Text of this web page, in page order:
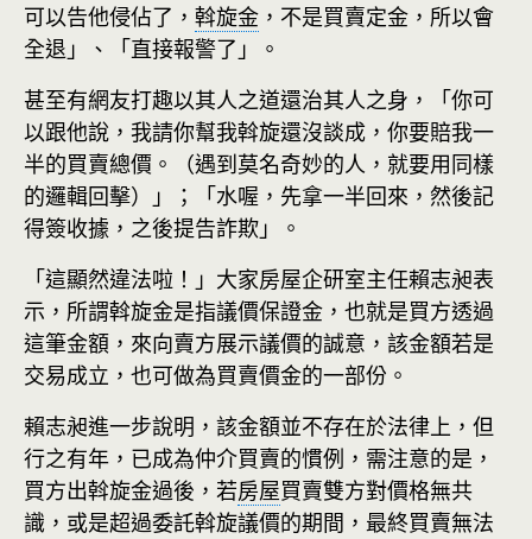
可以告他侵佔了， 斡旋金 ，不是買賣定金，所以會
全退」、「直接報警了」。
甚至有網友打趣以其人之道還治其人之身，「你可
以跟他說，我請你幫我斡旋還沒談成，你要賠我一
半的買賣總價。（遇到莫名奇妙的人，就要用同樣
的邏輯回擊）」；「水喔，先拿一半回來，然後記
得簽收據，之後提告詐欺」。
「這顯然違法啦！」大家房屋企研室主任賴志昶表
示，所謂斡旋金是指議價保證金，也就是買方透過
這筆金額，來向賣方展示議價的誠意，該金額若是
交易成立，也可做為買賣價金的一部份。
賴志昶進一步說明，該金額並不存在於法律上，但
行之有年，已成為仲介買賣的慣例，需注意的是，
買方出斡旋金過後，若房屋買賣雙方對價格無共
識，或是超過委託斡旋議價的期間，最終買賣無法